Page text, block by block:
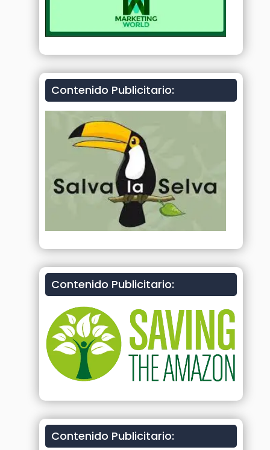
Contenido Publicitario:
Contenido Publicitario:
Contenido Publicitario: